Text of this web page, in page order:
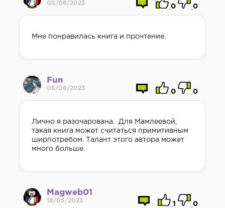
05/08/2023
0 0
Мне понравилась книга и прочтение.
Fun
06/06/2023
0 0
Лично я разочарована. Для Мамлеевой,
такая книга может считаться примитивным
ширпотребом. Талант этого автора может
много больше.
Magweb01
18/05/2023
1 0